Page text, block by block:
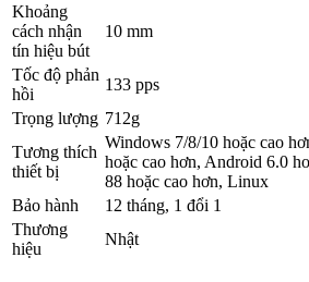
Khoảng
cách nhận
tín hiệu bút
10 mm
Tốc độ phản
hồi
133 pps
Trọng lượng 712g
Tương thích
thiết bị
Windows 7/8/10 hoặc cao
hoặc cao hơn, Android 6.0
88 hoặc cao hơn, Linux
Bảo hành
12 tháng, 1 đổi 1
Thương
hiệu
Nhật